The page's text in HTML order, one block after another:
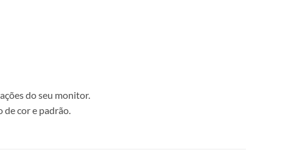
do seu monitor.
de cor e padrão.